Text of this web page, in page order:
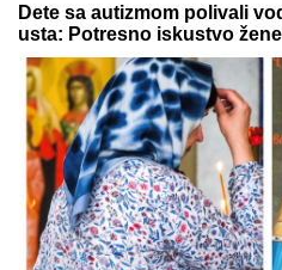
HAOS U NEMAČKOJ
redovne trupe: Odnose
naoružanja – Berlin u
"Kriminalci
Mnogi ne
voditelj Lude
Srbije